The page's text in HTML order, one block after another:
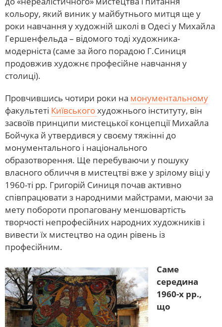
кольору, який виник у майбутнього митця ще у
роки навчання у художній школі в Одесі у Михайла
Гершенфельда – відомого тоді художника-
модерніста (саме за його порадою Г.Синиця
продовжив художнє професійне навчання у
столиці).
Провчившись чотири роки на монументальному
факультеті Київськогохудожнього інституту, він
засвоїв принципи мистецької концепції Михайла
Бойчука й утвердився у своєму тяжінні до
монументального і національного
образотворення. Ще перебуваючи у пошуку
власного обличчя в мистецтві вже у зрілому віці у
1960-ті рр. Григорій Синиця почав активно
співпрацювати з народними майстрами, маючи за
мету побороти пропаговану меншовартість
творчості непрофесійних народних художників і
вивести їх мистецтво на один рівень із
професійним.
Саме
середина
1960-х рр.,
що